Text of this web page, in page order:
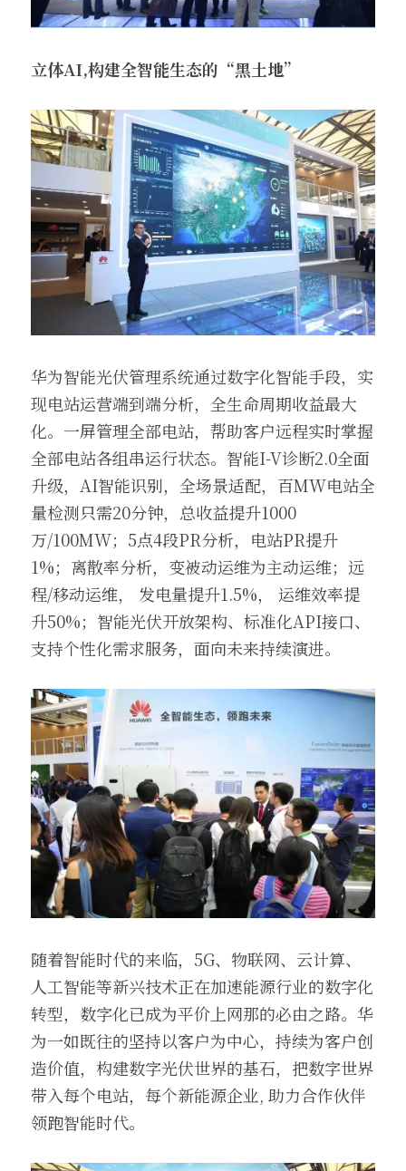
立体AI,构建全智能生态的“黑土地”
华为智能光伏管理系统通过数字化智能手段，实
现电站运营端到端分析，全生命周期收益最大
化。一屏管理全部电站，帮助客户远程实时掌握
全部电站各组串运行状态。智能I-V诊断2.0全面
升级，AI智能识别，全场景适配，百MW电站全
量检测只需20分钟，总收益提升1000
万/100MW；5点4段PR分析，电站PR提升
1%；离散率分析，变被动运维为主动运维；远
程/移动运维， 发电量提升1.5%， 运维效率提
升50%；智能光伏开放架构、标准化API接口、
支持个性化需求服务，面向未来持续演进。
随着智能时代的来临，5G、物联网、云计算、
人工智能等新兴技术正在加速能源行业的数字化
转型，数字化已成为平价上网那的必由之路。华
为一如既往的坚持以客户为中心，持续为客户创
造价值，构建数字光伏世界的基石，把数字世界
带入每个电站，每个新能源企业, 助力合作伙伴
领跑智能时代。